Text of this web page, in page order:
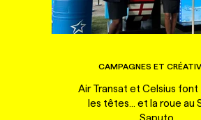
CAMPAGNES ET
Air Transat et Celsius
les têtes... et la roue au
Saputo